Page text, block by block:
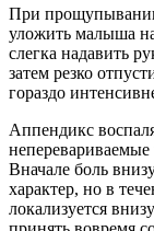
При
уложить малыша
слегка надавить
затем резко
гораздо
Аппендикс
Вначале боль
характер, но в
локализуется